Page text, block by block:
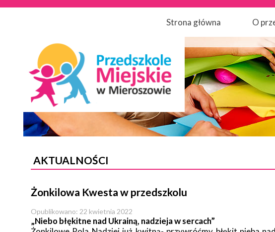
Strona główna O
AKTUALNOŚCI
Żonkilowa Kwesta w przedszkolu
Opublikowano: 22 kwietnia 2022
„Niebo błękitne nad Ukrainą, nadzieja w sercach”